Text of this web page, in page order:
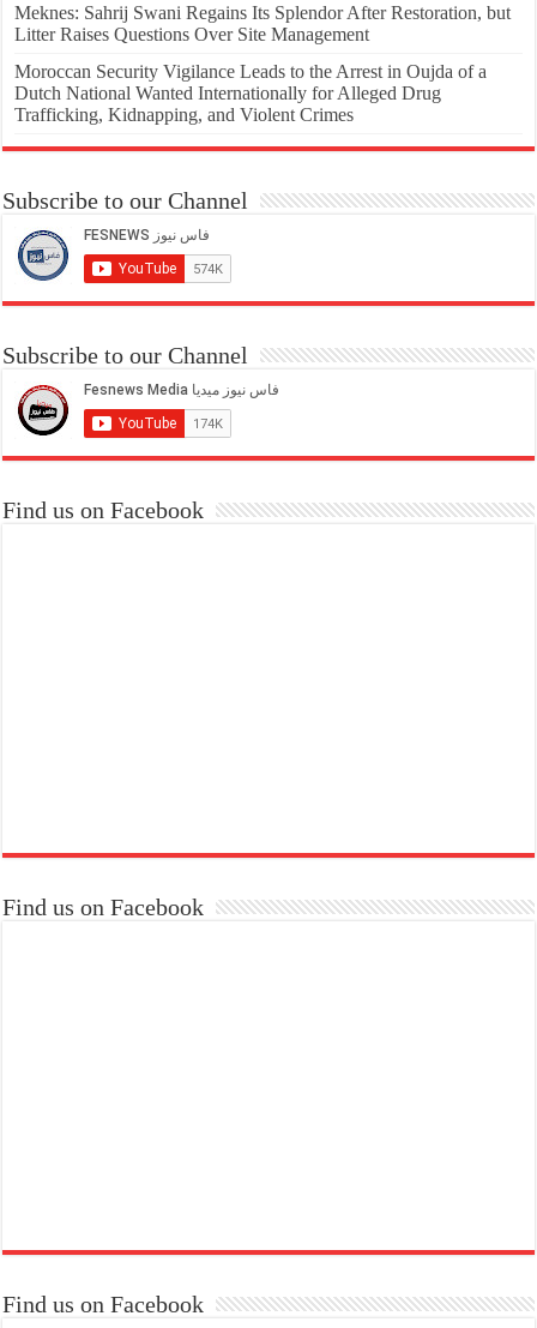
Meknes: Sahrij Swani Regains Its Splendor After Restoration, but
Litter Raises Questions Over Site Management
Moroccan Security Vigilance Leads to the Arrest in Oujda of a
Dutch National Wanted Internationally for Alleged Drug
Trafficking, Kidnapping, and Violent Crimes
Subscribe to our Channel
Subscribe to our Channel
Find us on Facebook
Find us on Facebook
Find us on Facebook